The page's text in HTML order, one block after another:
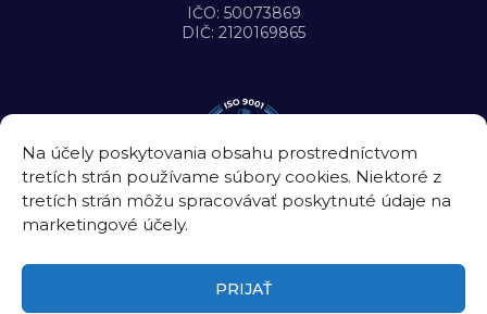
Na účely poskytovania obsahu prostredníctvom
tretích strán používame súbory cookies. Niektoré z
tretích strán môžu spracovávať poskytnuté údaje na
marketingové účely.
PRIJAŤ
IČO: 50073869
DIČ: 2120169865